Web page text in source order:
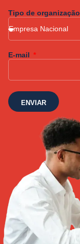
Tipo de organização
E-mail
ENVIAR